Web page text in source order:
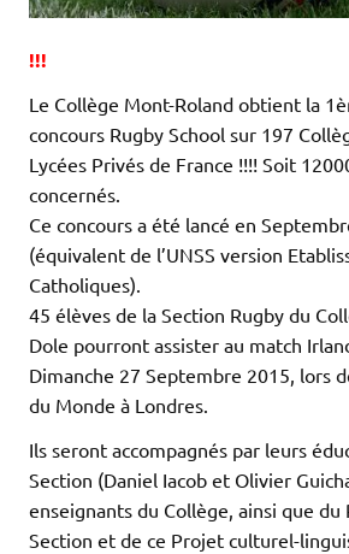
!!!
Le Collège Mont-Roland obtient la
concours Rugby School sur 197
Lycées Privés de France !!!! Soit
concernés.
Ce concours a été lancé en
(équivalent de l’UNSS version
Catholiques).
45 élèves de la Section Rugby du
Dole pourront assister au match
Dimanche 27 Septembre 2015, lors
du Monde à Londres.
Ils seront accompagnés par leurs
Section (Daniel Iacob et Olivier
enseignants du Collège, ainsi que du
Section et de ce Projet culturel-